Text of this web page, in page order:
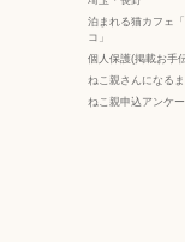
泊まれる猫カフェ
コ」
個人保護(掲載お手
ねこ親さんになる
ねこ親申込アンケ